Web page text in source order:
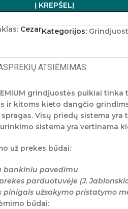
Į KREPŠELĮ
CezarKategorijos:
PREKIŲ ATSIĖMIMAS
grindjuostės puikiai
ir kitoms kieto dangčio
Visų priedų sistema
sistema yra vertinama
už prekes būdai:
bankiniu pavedimu
parduotuvėje (J.
pinigais užsakymo pristatymo
būdai: